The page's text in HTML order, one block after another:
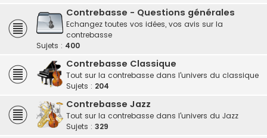
Contrebasse - Questions générales
Echangez toutes vos idées, vos avis sur la
contrebasse
Sujets : 400
Contrebasse Classique
Tout sur la contrebasse dans l'univers du classique
Sujets : 204
Contrebasse Jazz
Tout sur la contrebasse dans l'univers du Jazz
Sujets : 329